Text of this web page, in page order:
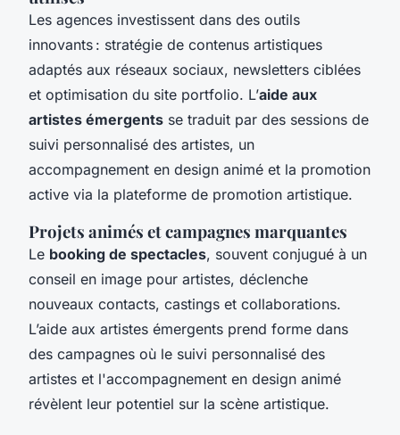
Les agences investissent dans des outils
innovants : stratégie de contenus artistiques
adaptés aux réseaux sociaux, newsletters ciblées
et optimisation du site portfolio. L’aide aux
artistes émergents se traduit par des sessions de
suivi personnalisé des artistes, un
accompagnement en design animé et la promotion
active via la plateforme de promotion artistique.
Projets animés et campagnes marquantes
Le booking de spectacles, souvent conjugué à un
conseil en image pour artistes, déclenche
nouveaux contacts, castings et collaborations.
L’aide aux artistes émergents prend forme dans
des campagnes où le suivi personnalisé des
artistes et l'accompagnement en design animé
révèlent leur potentiel sur la scène artistique.